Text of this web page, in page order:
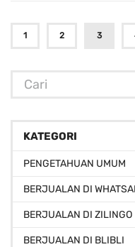
1 2 3
KATEGORI
PENGETAHUAN UMUM
BERJUALAN DI
BERJUALAN DI ZILINGO
BERJUALAN DI BLIBLI